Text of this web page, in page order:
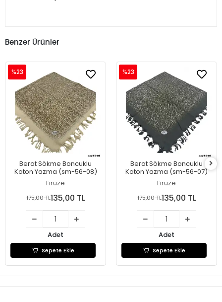
Benzer Ürünler
Berat Sökme Boncuklu
Koton Yazma (sm-56-08)
Firuze
%23
175,00 TL135,00 TL
Adet
Sepete Ekle
Berat Sökme Boncuklu
Koton Yazma (sm-56-07)
Firuze
%23
175,00 TL135,00 TL
Adet
Sepete Ekle